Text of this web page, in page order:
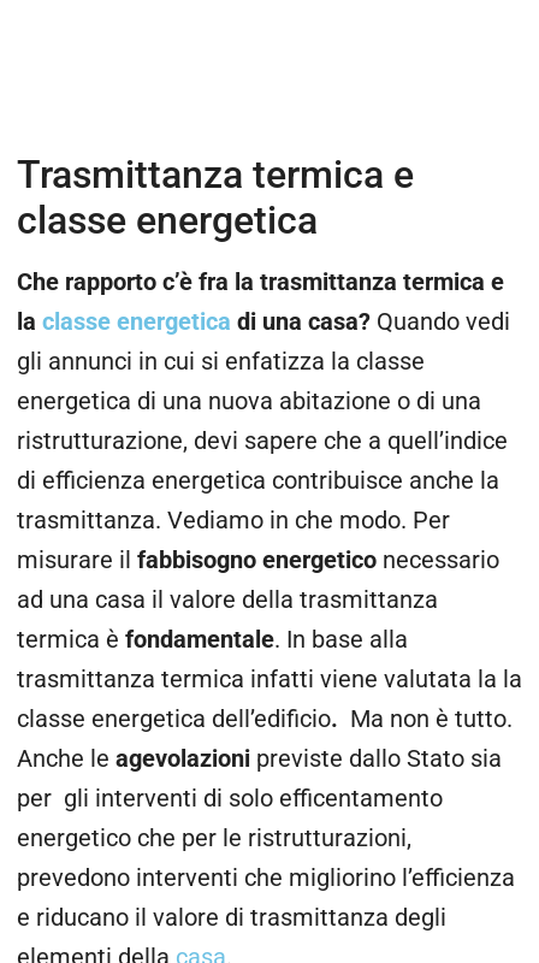
Trasmittanza termica e
classe energetica
Che rapporto c’è fra la trasmittanza termica e
la classe energetica di una casa? Quando vedi
gli annunci in cui si enfatizza la classe
energetica di una nuova abitazione o di una
ristrutturazione, devi sapere che a quell’indice
di efficienza energetica contribuisce anche la
trasmittanza. Vediamo in che modo. Per
misurare il fabbisogno energetico necessario
ad una casa il valore della trasmittanza
termica è fondamentale. In base alla
trasmittanza termica infatti viene valutata la la
classe energetica dell’edificio. Ma non è tutto.
Anche le agevolazioni previste dallo Stato sia
per gli interventi di solo efficentamento
energetico che per le ristrutturazioni,
prevedono interventi che migliorino l’efficienza
e riducano il valore di trasmittanza degli
elementi della casa.